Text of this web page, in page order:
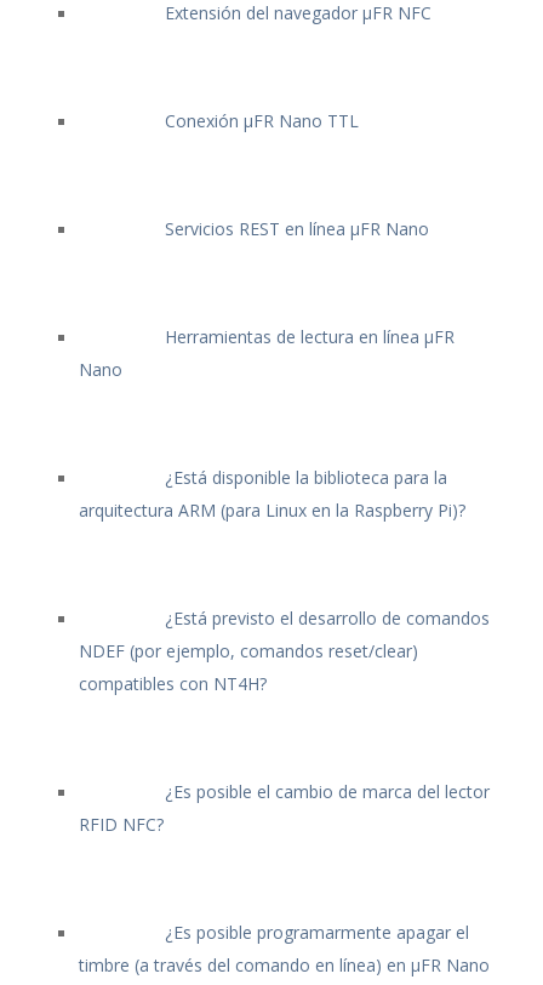
Extensión del navegador μFR NFC
Conexión μFR Nano TTL
Servicios REST en línea μFR Nano
Herramientas de lectura en línea μFR
Nano
¿Está disponible la biblioteca para la
arquitectura ARM (para Linux en la Raspberry Pi)?
¿Está previsto el desarrollo de comandos
NDEF (por ejemplo, comandos reset/clear)
compatibles con NT4H?
¿Es posible el cambio de marca del lector
RFID NFC?
¿Es posible programarmente apagar el
timbre (a través del comando en línea) en μFR Nano